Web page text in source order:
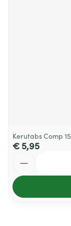
Kerutabs Comp 15
€ 5,95